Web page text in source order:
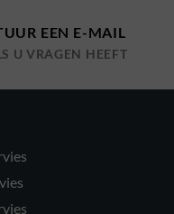
EEN E-MAIL
U VRAGEN HEEFT